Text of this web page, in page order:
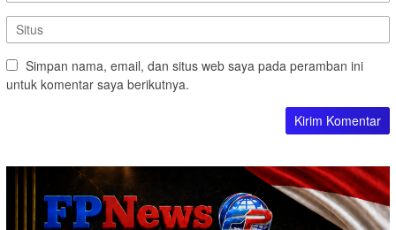
Simpan nama, email, dan situs web saya pada peramban ini
untuk komentar saya berikutnya.